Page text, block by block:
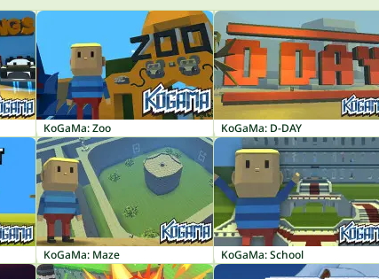
KoGaMa: Zoo KoGaMa: D-DAY
KoGaMa: Maze KoGaMa: School